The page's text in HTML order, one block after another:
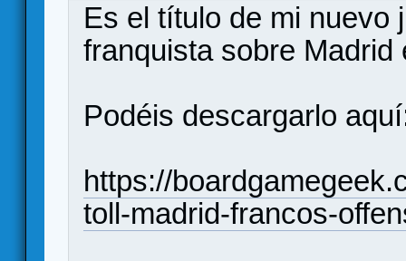
Es el título de mi nuevo
franquista sobre Madrid
Podéis descargarlo
https://
toll-madrid-francos-